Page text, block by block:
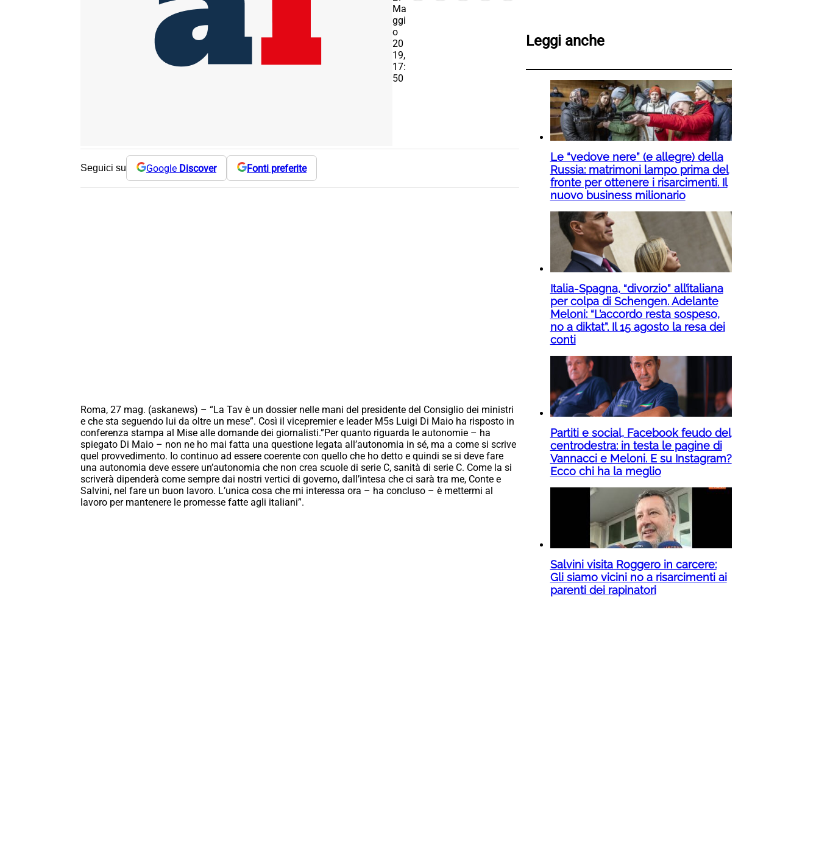
Ma
ggi
o
20
19,
17:
50
Seguici su Google Discover Fonti preferite
Roma, 27 mag. (askanews) – “La Tav è un dossier nelle mani del presidente del Consiglio dei ministri
e che sta seguendo lui da oltre un mese”. Così il vicepremier e leader M5s Luigi Di Maio ha risposto in
conferenza stampa al Mise alle domande dei giornalisti.”Per quanto riguarda le autonomie – ha
spiegato Di Maio – non ne ho mai fatta una questione legata all’autonomia in sé, ma a come si scrive
quel provvedimento. Io continuo ad essere coerente con quello che ho detto e quindi se si deve fare
una autonomia deve essere un’autonomia che non crea scuole di serie C, sanità di serie C. Come la si
scriverà dipenderà come sempre dai nostri vertici di governo, dall’intesa che ci sarà tra me, Conte e
Salvini, nel fare un buon lavoro. L’unica cosa che mi interessa ora – ha concluso – è mettermi al
lavoro per mantenere le promesse fatte agli italiani”.
Leggi anche
Le “vedove nere” (e allegre) della
Russia: matrimoni lampo prima del
fronte per ottenere i risarcimenti. Il
nuovo business milionario
Italia-Spagna, “divorzio” all’italiana
per colpa di Schengen. Adelante
Meloni: “L’accordo resta sospeso,
no a diktat”. Il 15 agosto la resa dei
conti
Partiti e social, Facebook feudo del
centrodestra: in testa le pagine di
Vannacci e Meloni. E su Instagram?
Ecco chi ha la meglio
Salvini visita Roggero in carcere:
Gli siamo vicini no a risarcimenti ai
parenti dei rapinatori